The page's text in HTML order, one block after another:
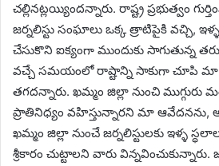
చల్లినట్లయ్యిందన్నారు. రాష్ట్ర ప్రభుత్వం
జర్నలిస్టు సంఘాలు ఒక్క త్రాటిపైకి వచ్చి,
చేసుకొని ఐక్యంగా ముందుకు సాగుతున్న
వచ్చే సమయంలో రాష్టాన్ని సాకుగా చూపి మా
తగదన్నారు. ఖమ్మం జిల్లా నుంచి ముగ్గురు
ప్రాతినిధ్యం వహిస్తున్నారని మా ఆవేదనను,
ఖమ్మం జిల్లా నుంచే జర్నలిస్టులకు ఇళ్ళ
శ్రీకారం చుట్టాలని వారు విన్నవించుకున్నారు.